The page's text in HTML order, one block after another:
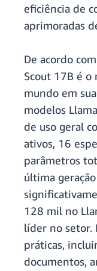
eficiência de
aprimoradas
De acordo
Scout 17B é
mundo em
modelos
de uso geral
ativos, 16
parâmetros
última
128 mil no
líder no setor.
práticas,
documentos,